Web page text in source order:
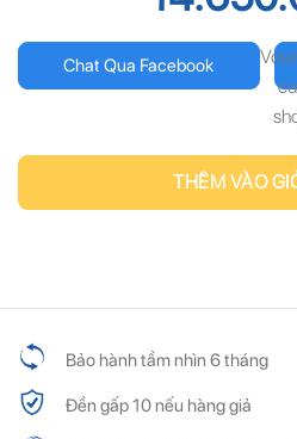
Chat Qua Facebook
THÊM VÀO
Bảo hành tầm nhìn 6 tháng
Đền gấp 10 nếu hàng giả